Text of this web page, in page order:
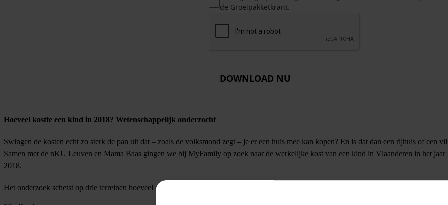
de Groeipakketkrant.
DOWNLOAD NU
Hoeveel kostte een kind in 2018? Wetenschappelijk onderzocht
Swingen de kosten echt zo sterk de pan uit dat – zoals de volksmond zegt – je er een huis mee kan kopen? En is dat dan een rijhuis of een
Samen met de nKU Leuven en Mama Baas gingen we bij MyFamily op zoek naar de werkelijke kost van een kind in Vlaanderen in het jaar
2018.
Het onderzoek schetst op drie terreinen hoeveel een kind kost: